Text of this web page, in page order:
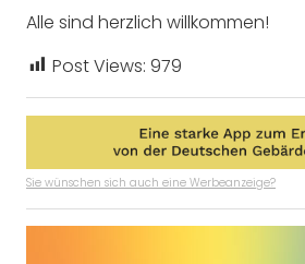
Alle sind herzlich willkommen!
Post Views: 979
Sie wünschen sich auch eine Werbeanzeige?